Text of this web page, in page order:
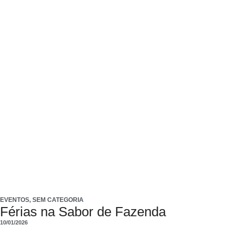
EVENTOS, SEM CATEGORIA
Férias na Sabor de Fazenda
10/01/2026